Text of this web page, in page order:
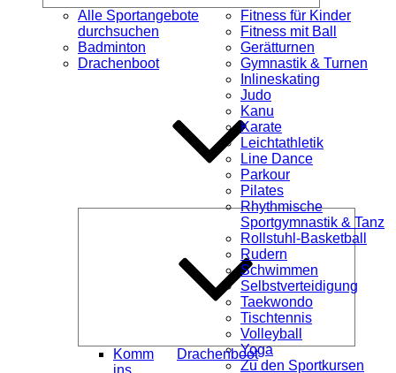
Alle Sportangebote
durchsuchen
Badminton
Drachenboot
öffnen
Komm
ins
Drachenboot
Fitness für Kinder
Fitness mit Ball
Gerätturnen
Gymnastik & Turnen
Inlineskating
Judo
Kanu
Karate
Leichtathletik
Line Dance
Parkour
Pilates
Rhythmische
Sportgymnastik & Tanz
Rollstuhl-Basketball
Rudern
Schwimmen
Selbstverteidigung
Taekwondo
Tischtennis
Volleyball
Yoga
Zu den Sportkursen